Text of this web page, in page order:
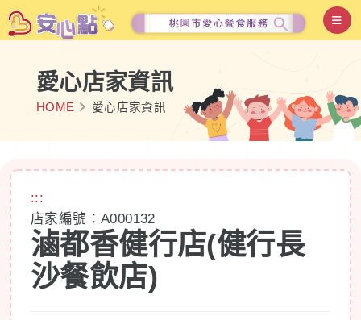
愛心店家資訊
HOME 愛心店家資訊
:::
店家編號：A000132
滷都香健行店(健行長
沙餐飲店)